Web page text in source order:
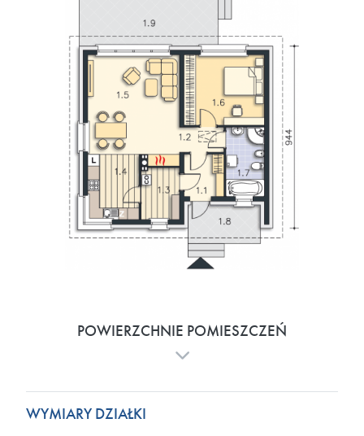
POWIERZCHNIE POMIESZCZEŃ
WYMIARY DZIAŁKI